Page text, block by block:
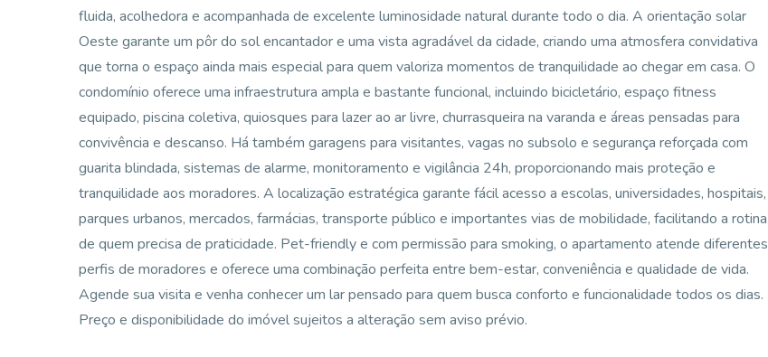
fluida, acolhedora e acompanhada de excelente luminosidade natural durante todo o dia. A orientação solar
Oeste garante um pôr do sol encantador e uma vista agradável da cidade, criando uma atmosfera convidativa
que torna o espaço ainda mais especial para quem valoriza momentos de tranquilidade ao chegar em casa. O
condomínio oferece uma infraestrutura ampla e bastante funcional, incluindo bicicletário, espaço fitness
equipado, piscina coletiva, quiosques para lazer ao ar livre, churrasqueira na varanda e áreas pensadas para
convivência e descanso. Há também garagens para visitantes, vagas no subsolo e segurança reforçada com
guarita blindada, sistemas de alarme, monitoramento e vigilância 24h, proporcionando mais proteção e
tranquilidade aos moradores. A localização estratégica garante fácil acesso a escolas, universidades, hospitais,
parques urbanos, mercados, farmácias, transporte público e importantes vias de mobilidade, facilitando a rotina
de quem precisa de praticidade. Pet-friendly e com permissão para smoking, o apartamento atende diferentes
perfis de moradores e oferece uma combinação perfeita entre bem-estar, conveniência e qualidade de vida.
Agende sua visita e venha conhecer um lar pensado para quem busca conforto e funcionalidade todos os dias.
Preço e disponibilidade do imóvel sujeitos a alteração sem aviso prévio.